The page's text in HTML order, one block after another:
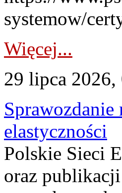
systemow/
Więcej...
29 lipca 2026,
Sprawozdanie
elastyczności
Polskie Sieci
oraz publikacji